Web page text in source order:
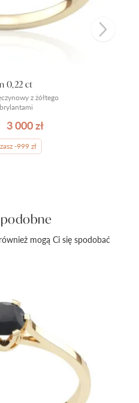
z żółtego
0,22 ct
3 000 zł
-999 zł
mogą Ci się spodobać